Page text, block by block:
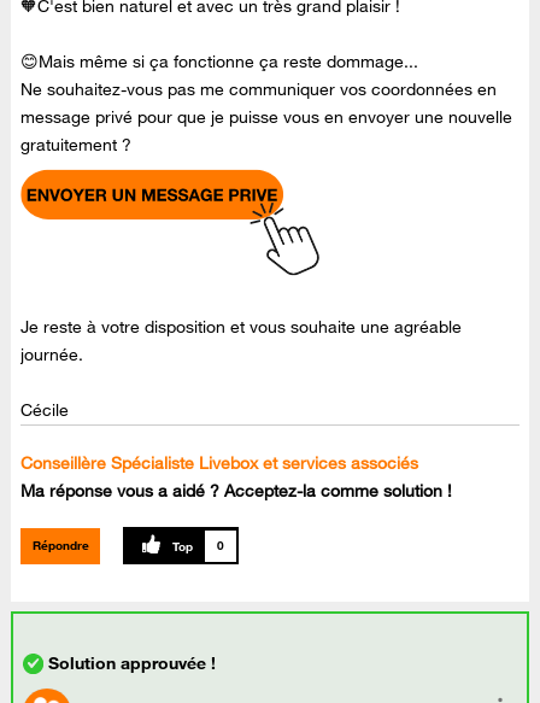
🧡C'est bien naturel et avec un très grand plaisir !
😊Mais même si ça fonctionne ça reste dommage...
Ne souhaitez-vous pas me communiquer vos coordonnées en
message privé pour que je puisse vous en envoyer une nouvelle
gratuitement ?
Je reste à votre disposition et vous souhaite une agréable
journée.
Cécile
Conseillère Spécialiste Livebox et services associés
Ma réponse vous a aidé ? Acceptez-la comme solution !
Répondre 0